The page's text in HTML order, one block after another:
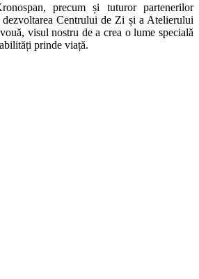
precum și tuturor partenerilor
Centrului de Zi și a Atelierului
visul nostru de a crea o lume specială
prinde viață.